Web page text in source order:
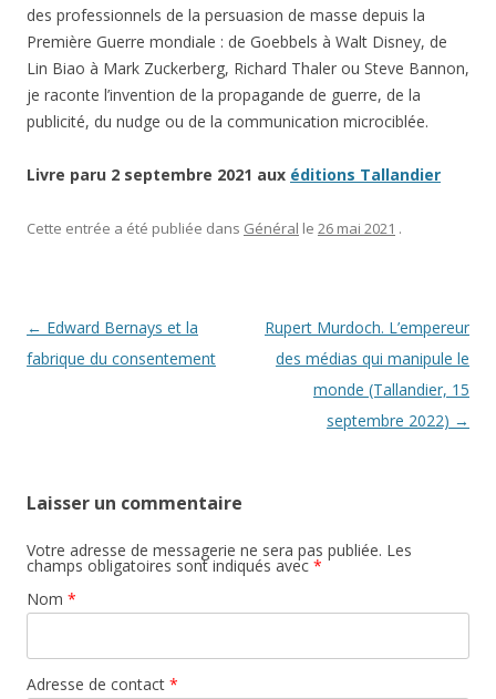
des professionnels de la persuasion de masse depuis la
Première Guerre mondiale : de Goebbels à Walt Disney, de
Lin Biao à Mark Zuckerberg, Richard Thaler ou Steve Bannon,
je raconte l’invention de la propagande de guerre, de la
publicité, du nudge ou de la communication microciblée.
Livre paru 2 septembre 2021 aux éditions Tallandier
Cette entrée a été publiée dans Général le 26 mai 2021 .
Navigation des articles
← Edward Bernays et la
fabrique du consentement
Rupert Murdoch. L’empereur
des médias qui manipule le
monde (Tallandier, 15
septembre 2022) →
Laisser un commentaire
Votre adresse de messagerie ne sera pas publiée. Les
champs obligatoires sont indiqués avec *
Nom *
Adresse de contact *